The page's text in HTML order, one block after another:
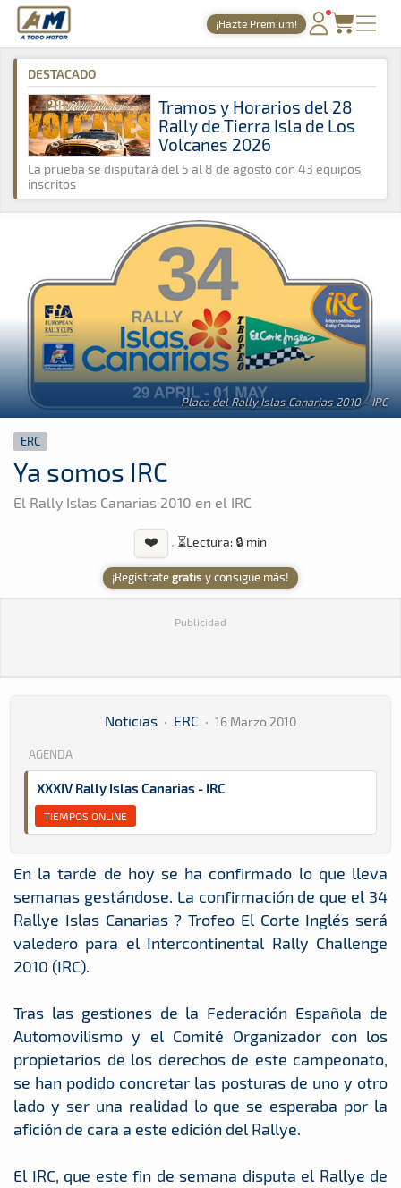
A Todo Motor · Revista del motor desde 1999
¡Hazte Premium!
PORTADA
TIEMPOS ONLINE
NOTICIAS
AGENDA
GALERÍAS
A Todo Motor » Noticias » ERC
DESTACADO
Tramos y Horarios del 28
Rally de Tierra Isla de Los
Volcanes 2026
La prueba se disputará del 5 al 8 de agosto con 43 equipos
inscritos
Placa del Rally Islas Canarias 2010 - IRC
ERC
Ya somos IRC
El Rally Islas Canarias 2010 en el IRC
❤️ · ⏳Lectura: 🔒 min
¡Regístrategratis y consigue más!
Publicidad
Noticias · ERC · 16 Marzo 2010
AGENDA
XXXIV Rally Islas Canarias - IRC
TIEMPOS ONLINE
En la tarde de hoy se ha confirmado lo que lleva
semanas gestándose. La confirmación de que el 34
Rallye Islas Canarias ? Trofeo El Corte Inglés será
valedero para el Intercontinental Rally Challenge
2010 (IRC).
Tras las gestiones de la Federación Española de
Automovilismo y el Comité Organizador con los
propietarios de los derechos de este campeonato,
se han podido concretar las posturas de uno y otro
lado y ser una realidad lo que se esperaba por la
afición de cara a este edición del Rallye.
El IRC, que este fin de semana disputa el Rallye de